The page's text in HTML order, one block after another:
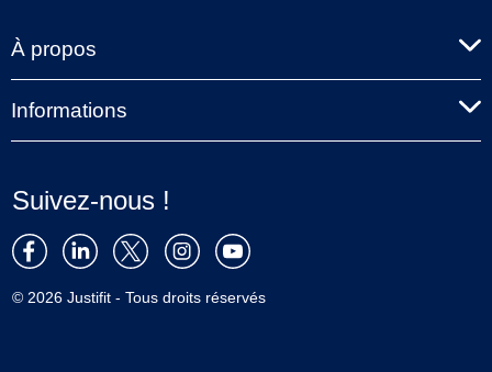
À propos
Informations
Suivez-nous !
© 2026 Justifit - Tous droits réservés